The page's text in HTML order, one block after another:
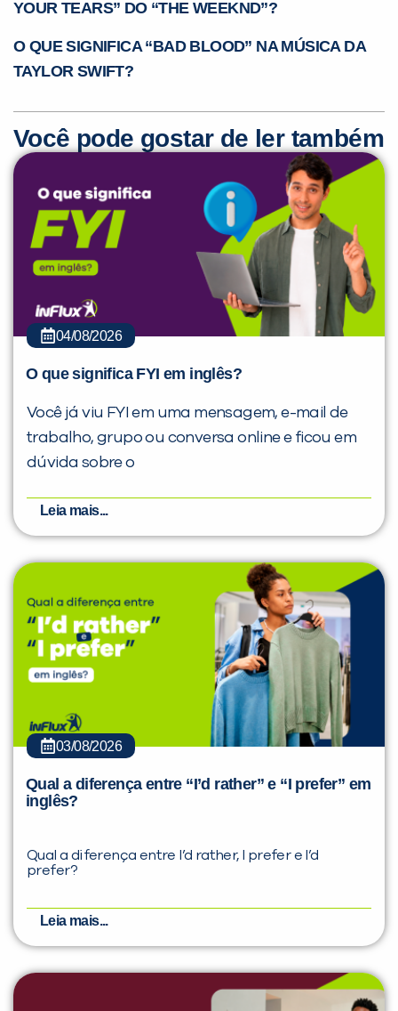
YOUR TEARS” DO “THE WEEKND”?
O QUE SIGNIFICA “BAD BLOOD” NA MÚSICA DA
TAYLOR SWIFT?
Você pode gostar de ler também
04/08/2026
O que significa FYI em inglês?
Você já viu FYI em uma mensagem, e-mail de
trabalho, grupo ou conversa online e ficou em
dúvida sobre o
Leia mais...
03/08/2026
Qual a diferença entre “I’d rather” e “I prefer” em
inglês?
Qual a diferença entre I’d rather, I prefer e I’d
prefer?
Leia mais...